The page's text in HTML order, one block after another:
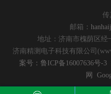
传
邮箱：
地址：济南市槐荫区经
济南精测电子科技有限公司
案号：鲁ICP备16007636号-3
网